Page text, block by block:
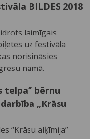
BILDES 2018
laimīgais
uz festivāla
norisināsies
namā.
telpa” bērnu
„Krāsu
“Krāsu alķīmija”